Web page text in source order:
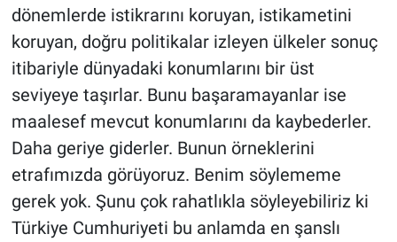
dönemlerde istikrarını koruyan, istikametini
koruyan, doğru politikalar izleyen ülkeler sonuç
itibariyle dünyadaki konumlarını bir üst
seviyeye taşırlar. Bunu başaramayanlar ise
maalesef mevcut konumlarını da kaybederler.
Daha geriye giderler. Bunun örneklerini
etrafımızda görüyoruz. Benim söylememe
gerek yok. Şunu çok rahatlıkla söyleyebiliriz ki
Türkiye Cumhuriyeti bu anlamda en şanslı